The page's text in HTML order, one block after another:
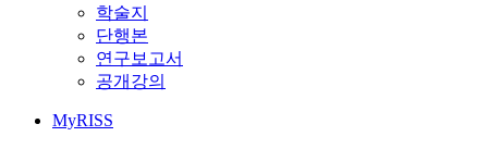
학술지
단행본
연구보고서
공개강의
MyRISS